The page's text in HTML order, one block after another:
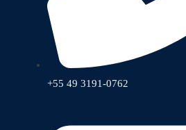
+55 49 3191-0762